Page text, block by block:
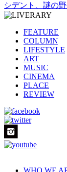
シデント、謎の
FEATURE
COLUMN
LIFESTYLE
ART
MUSIC
CINEMA
PLACE
REVIEW